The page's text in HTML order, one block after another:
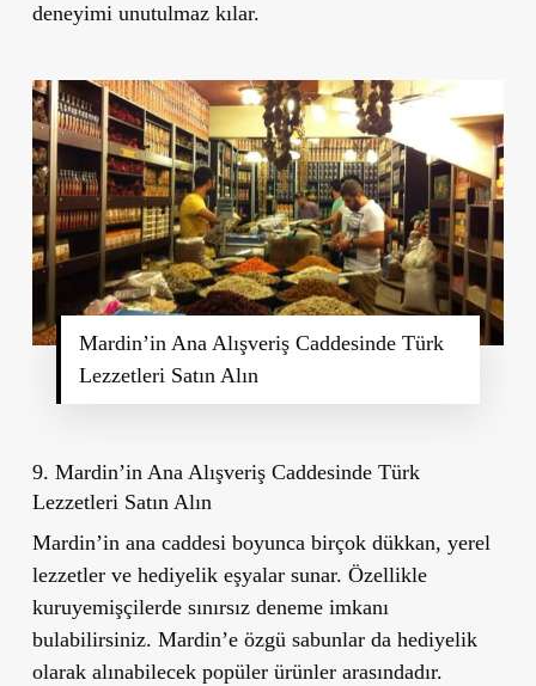
deneyimi unutulmaz kılar.
Mardin’in Ana Alışveriş Caddesinde Türk
Lezzetleri Satın Alın
9. Mardin’in Ana Alışveriş Caddesinde Türk
Lezzetleri Satın Alın
Mardin’in ana caddesi boyunca birçok dükkan, yerel
lezzetler ve hediyelik eşyalar sunar. Özellikle
kuruyemişçilerde sınırsız deneme imkanı
bulabilirsiniz. Mardin’e özgü sabunlar da hediyelik
olarak alınabilecek popüler ürünler arasındadır.